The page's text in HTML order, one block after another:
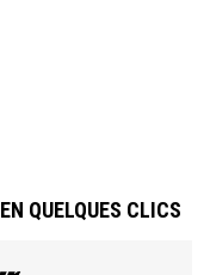
QUELQUES CLICS